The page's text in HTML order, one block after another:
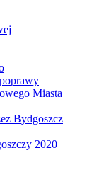
Miasta
Bydgoszcz
2020